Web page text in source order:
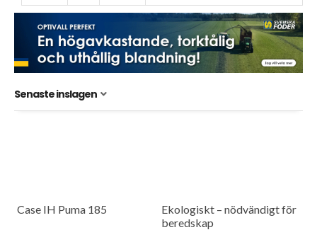
Senaste inslagen
Case IH Puma 185
Ekologiskt – nödvändigt för
beredskap